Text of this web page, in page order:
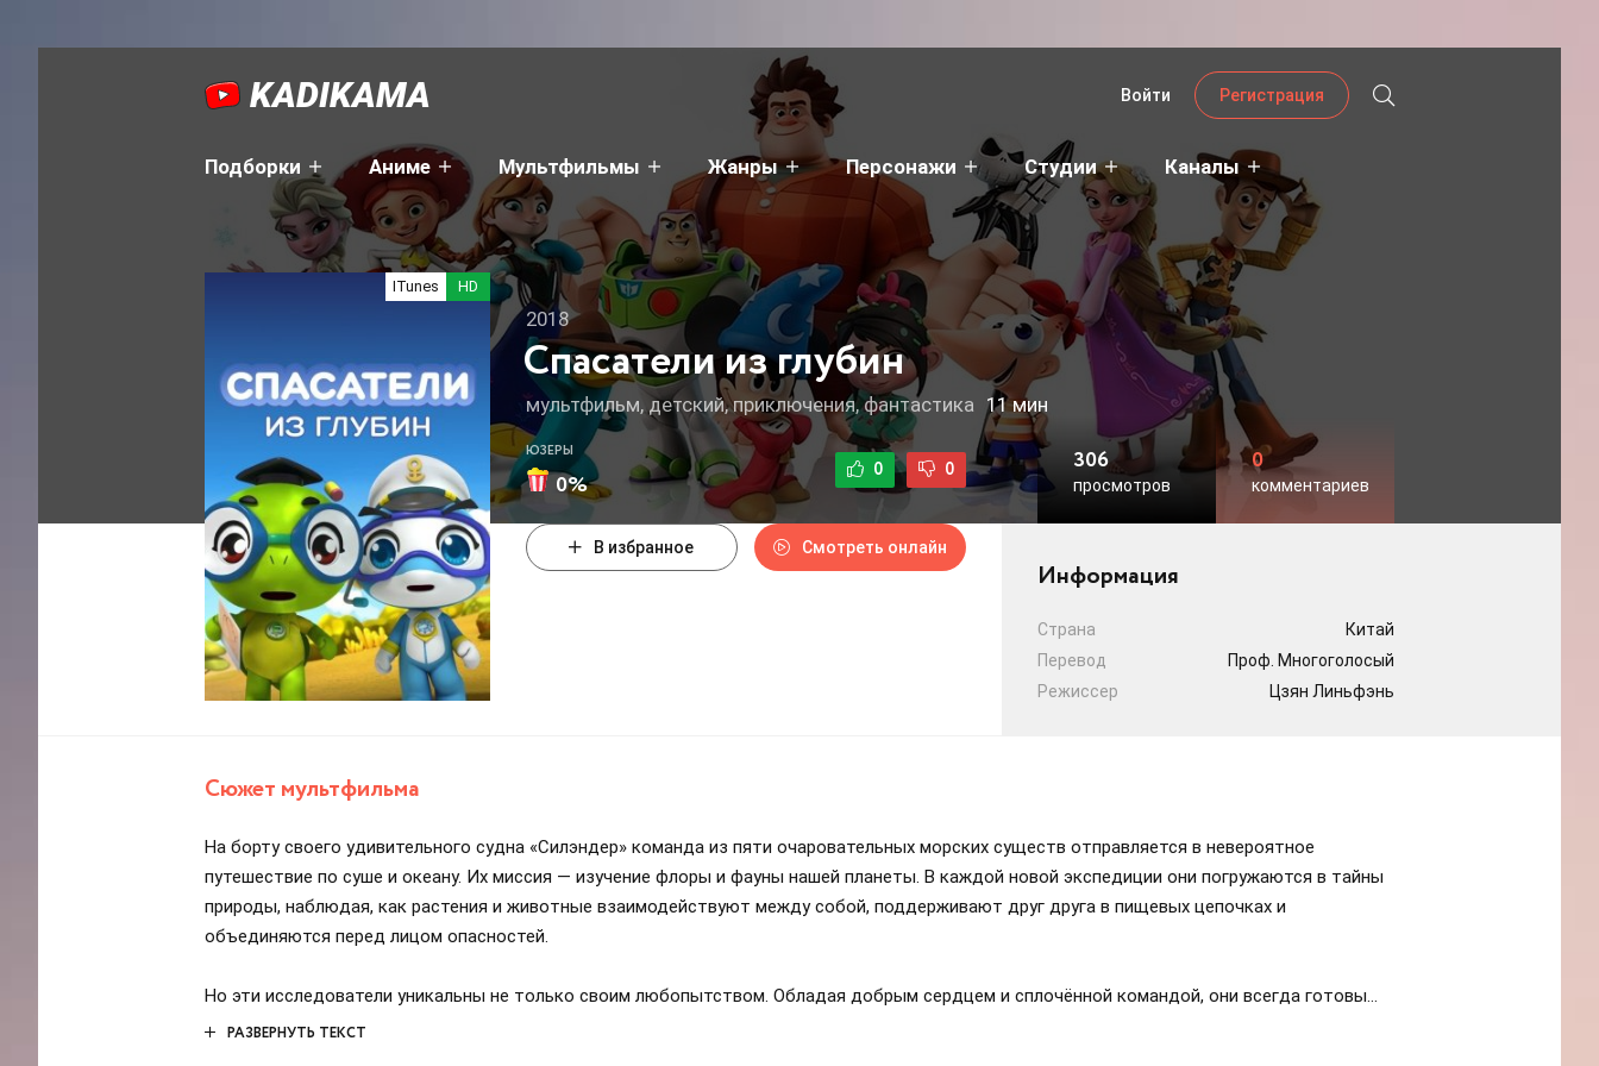
KADIKAMA Войти Регистрация
Подборки Аниме Мультфильмы Жанры Персонажи Студии Каналы
Спасатели из глубин
ITunes HD
2018
мультфильм, детский, приключения, фантастика 11 мин
ЮЗЕРЫ
0% 0 0
В избранное Смотреть онлайн
306
просмотров
0
комментариев
Информация
Страна
Китай
Перевод
Проф. Многоголосый
Режиссер
Цзян Линьфэнь
Сюжет мультфильма
На борту своего удивительного судна «Силэндер» команда из пяти очаровательных морских существ отправляется в невероятное
путешествие по суше и океану. Их миссия — изучение флоры и фауны нашей планеты. В каждой новой экспедиции они погружаются в тайны
природы, наблюдая, как растения и животные взаимодействуют между собой, поддерживают друг друга в пищевых цепочках и
объединяются перед лицом опасностей.
Но эти исследователи уникальны не только своим любопытством. Обладая добрым сердцем и сплочённой командой, они всегда готовы
прийти на помощь обитателям природы, столкнувшимся с трудностями. Их дружба и смекалка помогают находить нестандартные решения
РАЗВЕРНУТЬ ТЕКСТ